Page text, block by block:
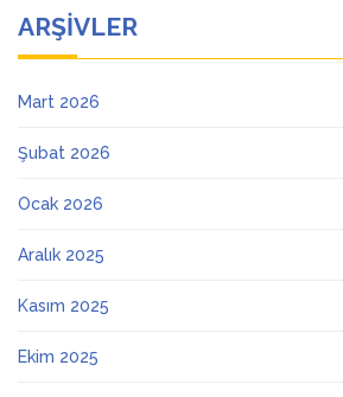
ARŞIVLER
Mart 2026
Şubat 2026
Ocak 2026
Aralık 2025
Kasım 2025
Ekim 2025